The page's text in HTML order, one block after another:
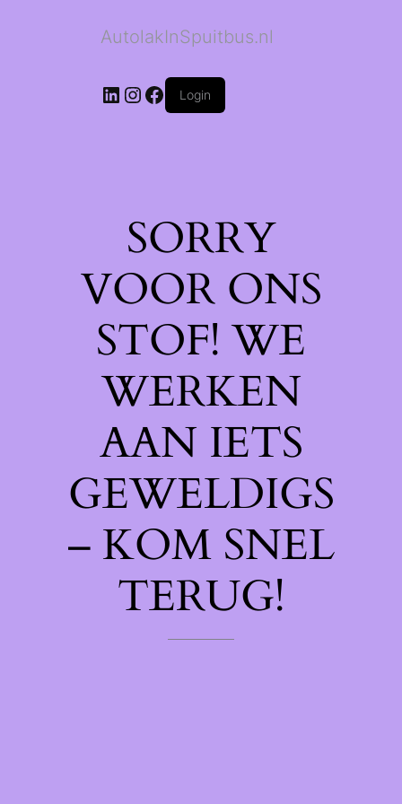
AutolakInSpuitbus.nl
LinkedIn
Instagram
Facebook
Login
SORRY
VOOR ONS
STOF! WE
WERKEN
AAN IETS
GEWELDIGS
– KOM SNEL
TERUG!